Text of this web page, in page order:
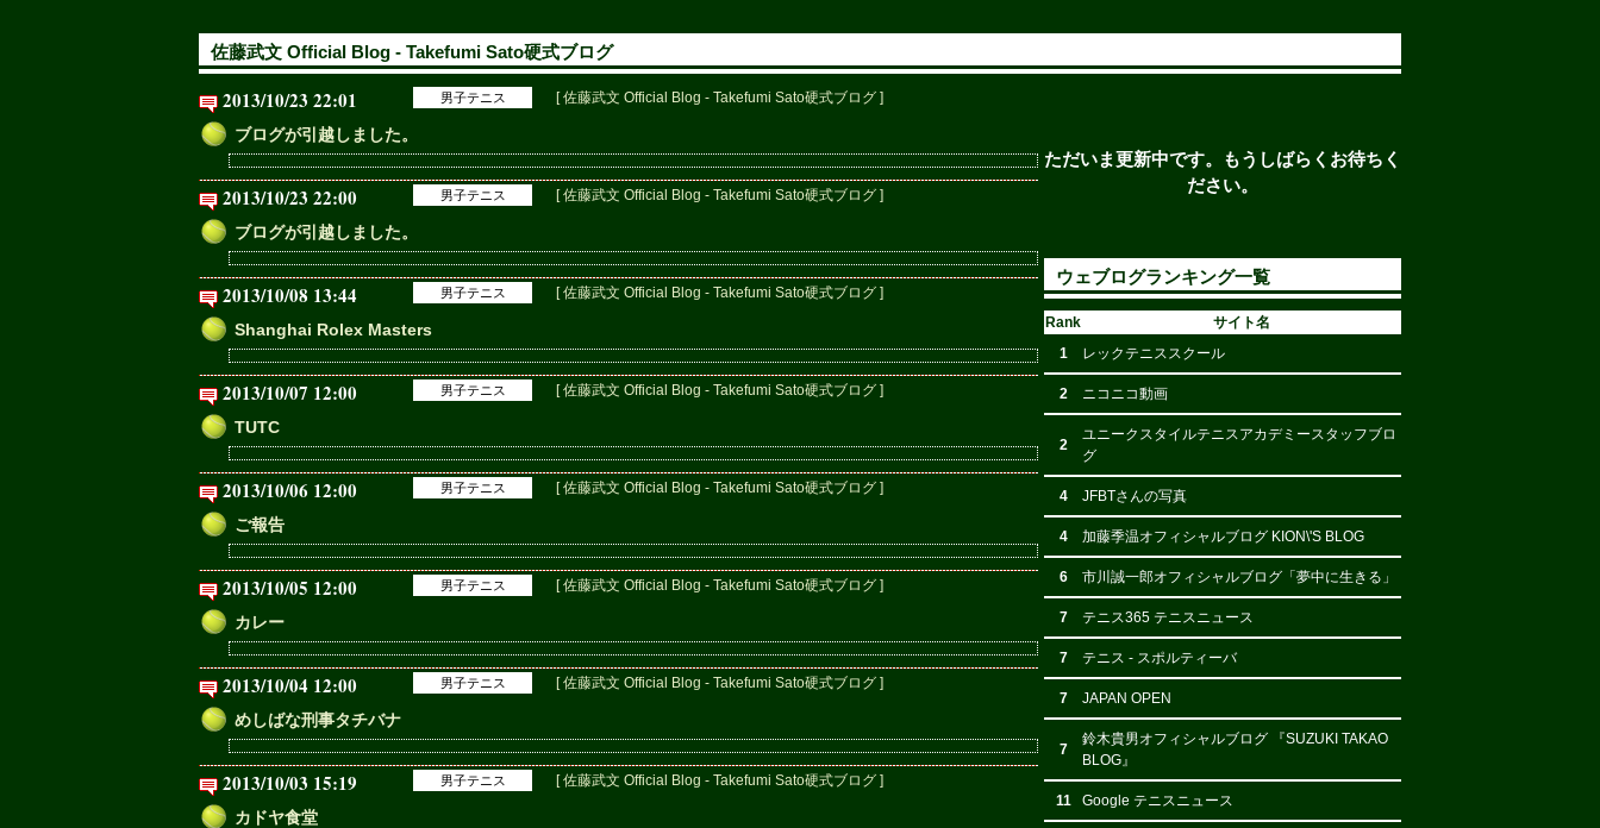
佐藤武文 Official Blog - Takefumi Sato硬式ブログ
2013/10/23 22:01 男子テニス [ 佐藤武文 Official Blog - Takefumi Sato硬式ブログ ]
ブログが引越しました。
2013/10/23 22:00 男子テニス [ 佐藤武文 Official Blog - Takefumi Sato硬式ブログ ]
ブログが引越しました。
2013/10/08 13:44 男子テニス [ 佐藤武文 Official Blog - Takefumi Sato硬式ブログ ]
Shanghai Rolex Masters
2013/10/07 12:00 男子テニス [ 佐藤武文 Official Blog - Takefumi Sato硬式ブログ ]
TUTC
2013/10/06 12:00 男子テニス [ 佐藤武文 Official Blog - Takefumi Sato硬式ブログ ]
ご報告
2013/10/05 12:00 男子テニス [ 佐藤武文 Official Blog - Takefumi Sato硬式ブログ ]
カレー
2013/10/04 12:00 男子テニス [ 佐藤武文 Official Blog - Takefumi Sato硬式ブログ ]
めしばな刑事タチバナ
2013/10/03 15:19 男子テニス [ 佐藤武文 Official Blog - Takefumi Sato硬式ブログ ]
カドヤ食堂
ただいま更新中です。もうしばらくお待ちく
ださい。
ウェブログランキング一覧
Rank
サイト名
1
レックテニススクール
2 ニコニコ動画
2
ユニークスタイルテニスアカデミースタッフブロ
グ
4 JFBTさんの写真
4 加藤季温オフィシャルブログ KION\'S BLOG
6 市川誠一郎オフィシャルブログ「夢中に生きる」
7 テニス365 テニスニュース
7 テニス - スポルティーバ
7 JAPAN OPEN
7
鈴木貴男オフィシャルブログ 『SUZUKI TAKAO
BLOG』
11 Google テニスニュース